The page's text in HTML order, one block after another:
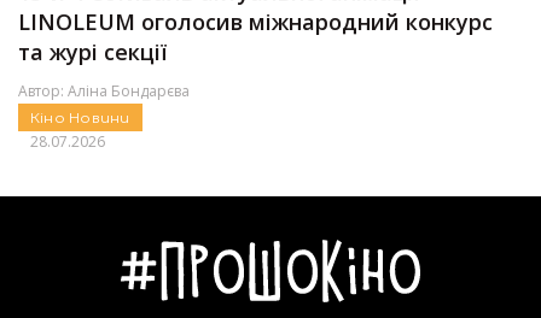
LINOLEUM оголосив міжнародний конкурс
та журі секції
Автор: Аліна Бондарєва
Кіно Новини
28.07.2026